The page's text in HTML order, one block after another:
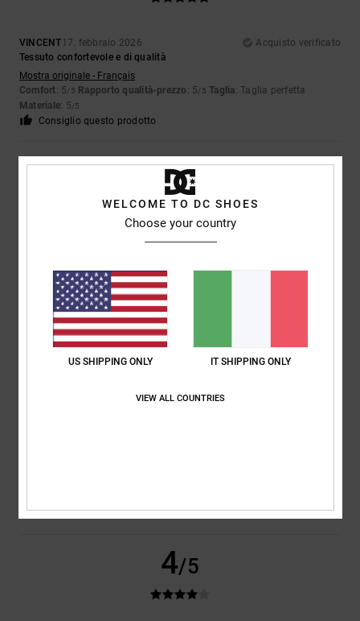
VINCENT17. febbraio 2026
Acquisto verificato
Tessuto confortevole e di qualità
Mostra originale - Français
Comfort: 5/5 Rapporto qualità-prezzo : 5/5 Taglia: Taglia perfetta
Materiale: 5/5
Consiglio questo prodotto
5/5
Mostra originale - Français
Rapporto qualità-prezzo: 5/5 Taglia
: 5/5
Consiglio questo prodotto
Materiale: 4/5 Colore: 4/5
4/5
WELCOME TO DC SHOES
Choose your country
US SHIPPING ONLY IT SHIPPING ONLY
VIEW ALL COUNTRIES